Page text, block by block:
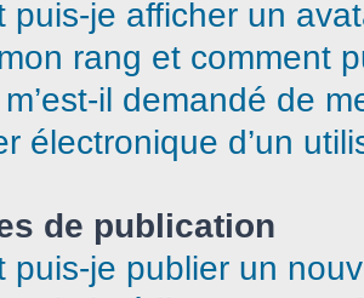
puis-je afficher un
rang et comment
il demandé de
électronique d’un
de publication
puis-je publier un